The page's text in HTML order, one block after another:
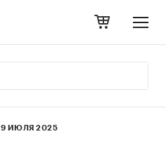
9 ИЮЛЯ 2025